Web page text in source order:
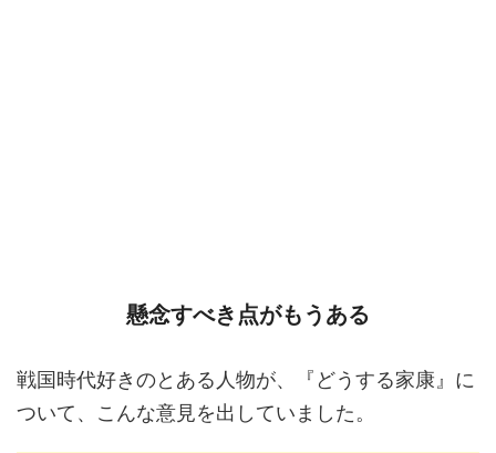
懸念すべき点がもうある
戦国時代好きのとある人物が、『どうする家康』に
ついて、こんな意見を出していました。